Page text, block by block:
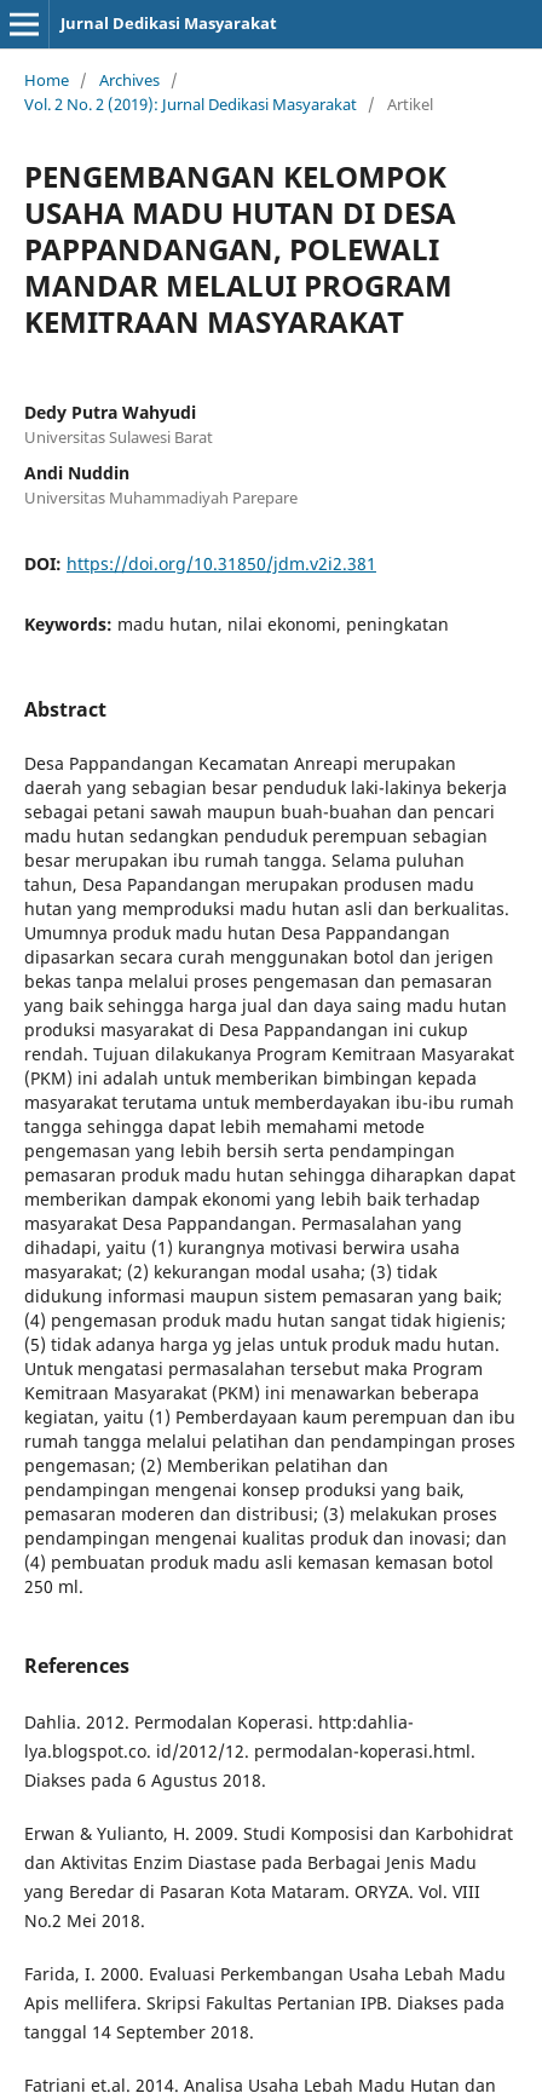
Jurnal Dedikasi Masyarakat
Home / Archives /
Vol. 2 No. 2 (2019): Jurnal Dedikasi Masyarakat / Artikel
PENGEMBANGAN KELOMPOK
USAHA MADU HUTAN DI DESA
PAPPANDANGAN, POLEWALI
MANDAR MELALUI PROGRAM
KEMITRAAN MASYARAKAT
Dedy Putra Wahyudi
Universitas Sulawesi Barat
Andi Nuddin
Universitas Muhammadiyah Parepare
DOI: https://doi.org/10.31850/jdm.v2i2.381
Keywords: madu hutan, nilai ekonomi, peningkatan
Abstract
Desa Pappandangan Kecamatan Anreapi merupakan
daerah yang sebagian besar penduduk laki-lakinya bekerja
sebagai petani sawah maupun buah-buahan dan pencari
madu hutan sedangkan penduduk perempuan sebagian
besar merupakan ibu rumah tangga. Selama puluhan
tahun, Desa Papandangan merupakan produsen madu
hutan yang memproduksi madu hutan asli dan berkualitas.
Umumnya produk madu hutan Desa Pappandangan
dipasarkan secara curah menggunakan botol dan jerigen
bekas tanpa melalui proses pengemasan dan pemasaran
yang baik sehingga harga jual dan daya saing madu hutan
produksi masyarakat di Desa Pappandangan ini cukup
rendah. Tujuan dilakukanya Program Kemitraan Masyarakat
(PKM) ini adalah untuk memberikan bimbingan kepada
masyarakat terutama untuk memberdayakan ibu-ibu rumah
tangga sehingga dapat lebih memahami metode
pengemasan yang lebih bersih serta pendampingan
pemasaran produk madu hutan sehingga diharapkan dapat
memberikan dampak ekonomi yang lebih baik terhadap
masyarakat Desa Pappandangan. Permasalahan yang
dihadapi, yaitu (1) kurangnya motivasi berwira usaha
masyarakat; (2) kekurangan modal usaha; (3) tidak
didukung informasi maupun sistem pemasaran yang baik;
(4) pengemasan produk madu hutan sangat tidak higienis;
(5) tidak adanya harga yg jelas untuk produk madu hutan.
Untuk mengatasi permasalahan tersebut maka Program
Kemitraan Masyarakat (PKM) ini menawarkan beberapa
kegiatan, yaitu (1) Pemberdayaan kaum perempuan dan ibu
rumah tangga melalui pelatihan dan pendampingan proses
pengemasan; (2) Memberikan pelatihan dan
pendampingan mengenai konsep produksi yang baik,
pemasaran moderen dan distribusi; (3) melakukan proses
pendampingan mengenai kualitas produk dan inovasi; dan
(4) pembuatan produk madu asli kemasan kemasan botol
250 ml.
References
Dahlia. 2012. Permodalan Koperasi. http:dahlia-
lya.blogspot.co. id/2012/12. permodalan-koperasi.html.
Diakses pada 6 Agustus 2018.
Erwan & Yulianto, H. 2009. Studi Komposisi dan Karbohidrat
dan Aktivitas Enzim Diastase pada Berbagai Jenis Madu
yang Beredar di Pasaran Kota Mataram. ORYZA. Vol. VIII
No.2 Mei 2018.
Farida, I. 2000. Evaluasi Perkembangan Usaha Lebah Madu
Apis mellifera. Skripsi Fakultas Pertanian IPB. Diakses pada
tanggal 14 September 2018.
Fatriani et.al. 2014. Analisa Usaha Lebah Madu Hutan dan